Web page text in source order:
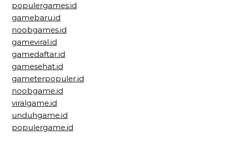
populergames.id
gamebaru.id
noobgames.id
gameviral.id
gamedaftar.id
gamesehat.id
gameterpopuler.id
noobgame.id
viralgame.id
unduhgame.id
populergame.id